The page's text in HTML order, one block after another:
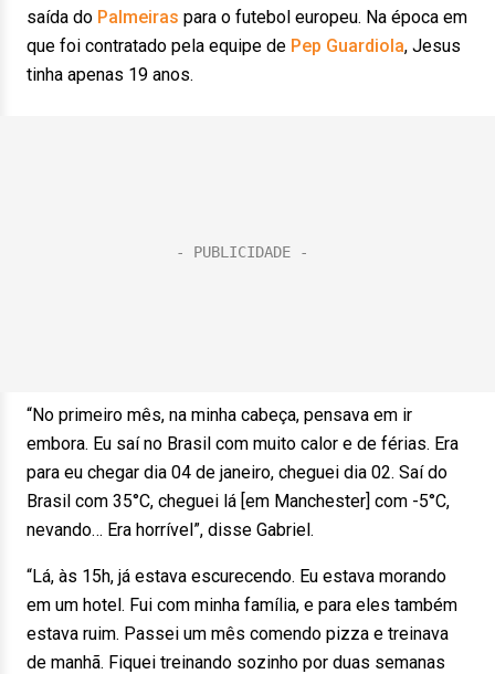
saída do Palmeiras para o futebol europeu. Na época em
que foi contratado pela equipe de Pep Guardiola, Jesus
tinha apenas 19 anos.
“No primeiro mês, na minha cabeça, pensava em ir
embora. Eu saí no Brasil com muito calor e de férias. Era
para eu chegar dia 04 de janeiro, cheguei dia 02. Saí do
Brasil com 35°C, cheguei lá [em Manchester] com -5°C,
nevando… Era horrível”, disse Gabriel.
“Lá, às 15h, já estava escurecendo. Eu estava morando
em um hotel. Fui com minha família, e para eles também
estava ruim. Passei um mês comendo pizza e treinava
de manhã. Fiquei treinando sozinho por duas semanas